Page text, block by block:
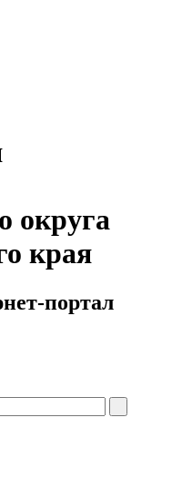
округа
края
портал